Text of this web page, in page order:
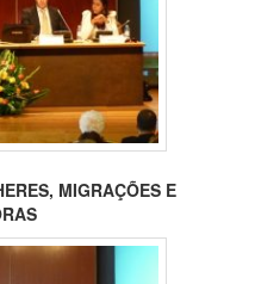
MIGRAÇÕES E